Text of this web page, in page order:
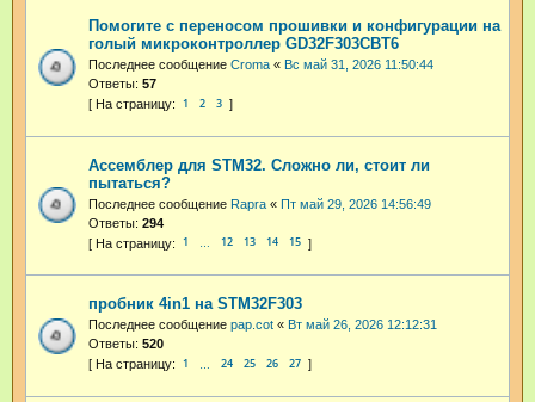
Помогите с переносом прошивки и конфигурации на
голый микроконтроллер GD32F303CBT6
Последнее сообщение Croma « Вс май 31, 2026 11:50:44
Ответы: 57
1 2 3
Ассемблер для STM32. Сложно ли, стоит ли
пытаться?
Последнее сообщение Rapra « Пт май 29, 2026 14:56:49
Ответы: 294
1 12 13 14 15
пробник 4in1 на STM32F303
Последнее сообщение pap.cot « Вт май 26, 2026 12:12:31
Ответы: 520
1 24 25 26 27